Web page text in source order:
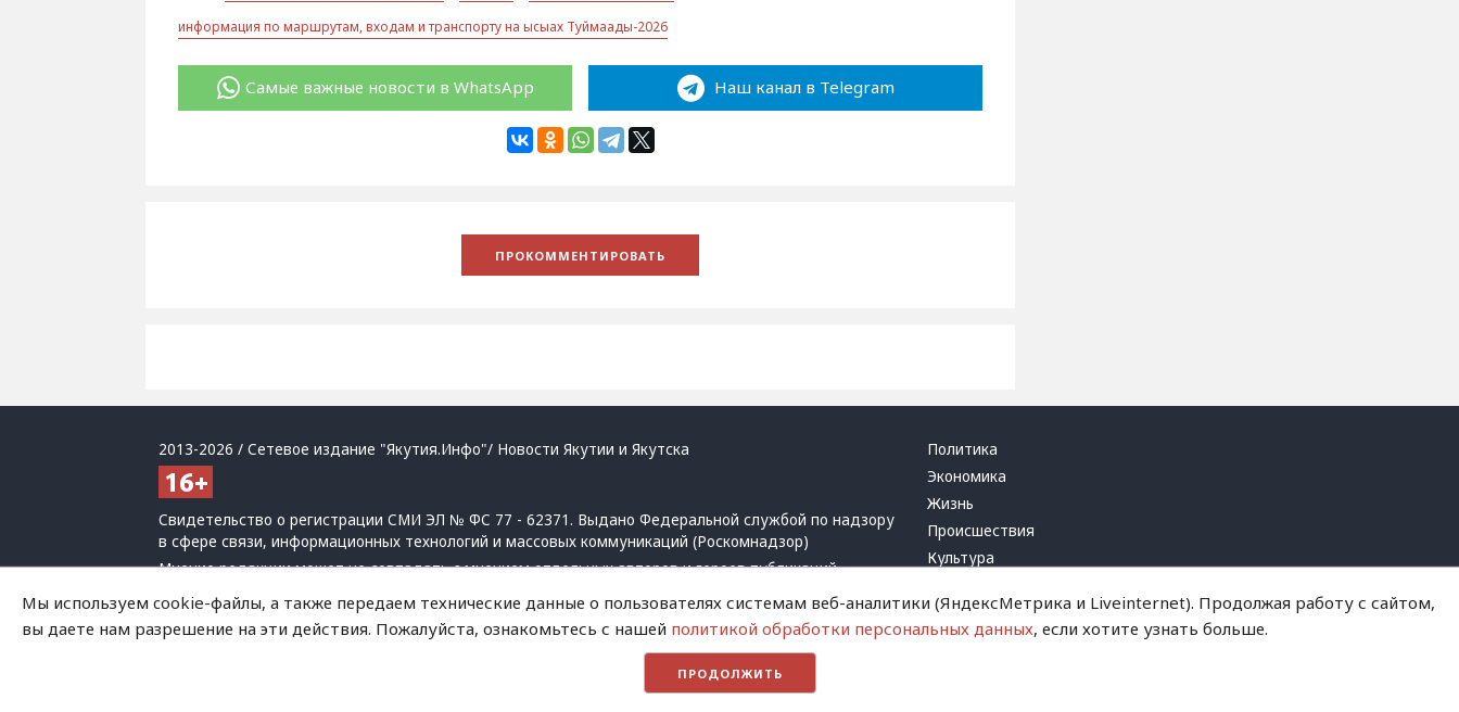
информация по маршрутам, входам и транспорту на ысыах Туймаады-2026
Самые важные новости в WhatsApp Наш канал в Telegram
2013-2026 / Сетевое издание "Якутия.Инфо"/ Новости Якутии и Якутска
Свидетельство о регистрации СМИ ЭЛ № ФС 77 - 62371. Выдано Федеральной службой по надзору
в сфере связи, информационных технологий и массовых коммуникаций (Роскомнадзор)
Мнение редакции может не совпадать с мнением отдельных авторов и героев публикаций.
При использовании материалов обязательна активная ссылка на сайт.
Политика обработки персональных данных
запрещенных организаций
Политика
Экономика
Жизнь
Происшествия
Культура
Криминал
Успех
Мы используем cookie-файлы, а также передаем технические данные о пользователях системам веб-аналитики (ЯндексМетрика и Liveinternet). Продолжая работу с сайтом,
вы даете нам разрешение на эти действия. Пожалуйста, ознакомьтесь с нашей политикой обработки персональных данных, если хотите узнать больше.
ПРОДОЛЖИТЬ